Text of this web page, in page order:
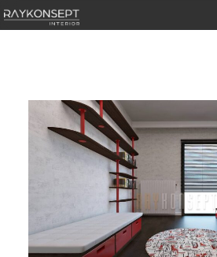
Nasıl
İç Mimarlık
Hizmet
Mimarlara
Yurt Dışı & Şehir
İletişim